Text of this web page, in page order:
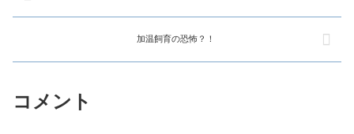
加温飼育の恐怖？！
コメント